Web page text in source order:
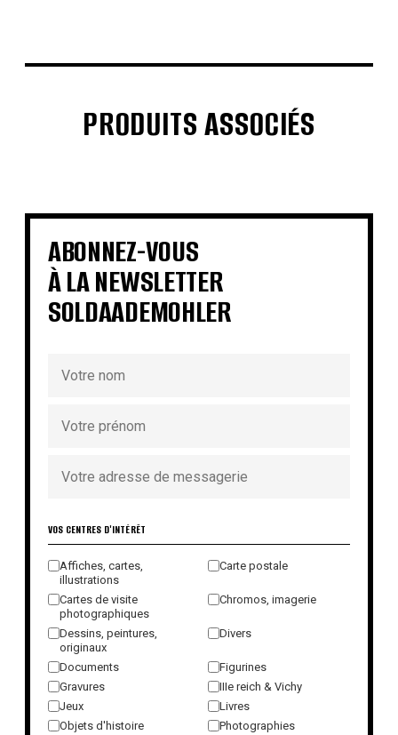
PRODUITS ASSOCIÉS
€ € €
€ €
ABONNEZ-VOUS
À LA NEWSLETTER
SOLDAADEMOHLER
VOS CENTRES D'INTÉRÊT
Affiches, cartes,
illustrations
Carte postale
Cartes de visite
photographiques
Chromos, imagerie
Dessins, peintures,
originaux
Divers
Documents
Figurines
Gravures
IIIe reich & Vichy
Jeux
Livres
Objets d'histoire
Photographies